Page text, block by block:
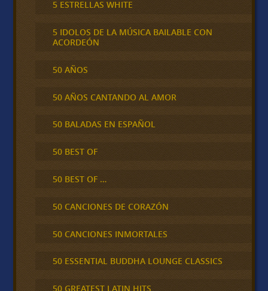
5 ESTRELLAS WHITE
5 IDOLOS DE LA MÚSICA BAILABLE CON
ACORDEÓN
50 AÑOS
50 AÑOS CANTANDO AL AMOR
50 BALADAS EN ESPAÑOL
50 BEST OF
50 BEST OF …
50 CANCIONES DE CORAZÓN
50 CANCIONES INMORTALES
50 ESSENTIAL BUDDHA LOUNGE CLASSICS
50 GREATEST LATIN HITS